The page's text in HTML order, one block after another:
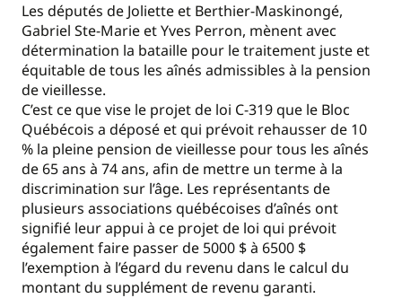
Les députés de Joliette et Berthier-Maskinongé,
Gabriel Ste-Marie et Yves Perron, mènent avec
détermination la bataille pour le traitement juste et
équitable de tous les aînés admissibles à la pension
de vieillesse.
C’est ce que vise le projet de loi C-319 que le Bloc
Québécois a déposé et qui prévoit rehausser de 10
% la pleine pension de vieillesse pour tous les aînés
de 65 ans à 74 ans, afin de mettre un terme à la
discrimination sur l’âge. Les représentants de
plusieurs associations québécoises d’aînés ont
signifié leur appui à ce projet de loi qui prévoit
également faire passer de 5000 $ à 6500 $
l’exemption à l’égard du revenu dans le calcul du
montant du supplément de revenu garanti.